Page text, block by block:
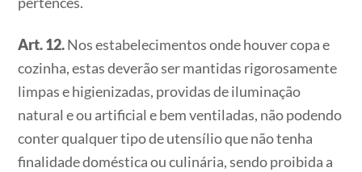
Art. 12.Nos estabelecimentos onde houver copa e
cozinha, estas deverão ser mantidas rigorosamente
limpas e higienizadas, providas de iluminação
natural e ou artificial e bem ventiladas, não podendo
conter qualquer tipo de utensílio que não tenha
finalidade doméstica ou culinária, sendo proibida a